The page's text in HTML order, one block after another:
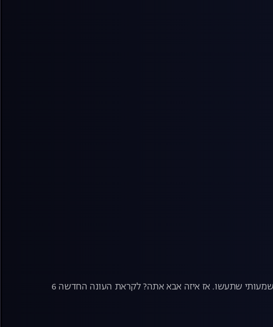
בואו נודה, מכל התפקידים שבעולם, להיות אבא זה התפקיד הכי משמעותי שתעשו. אז איזה אבא אתה? לקראת העונה החדשה 6